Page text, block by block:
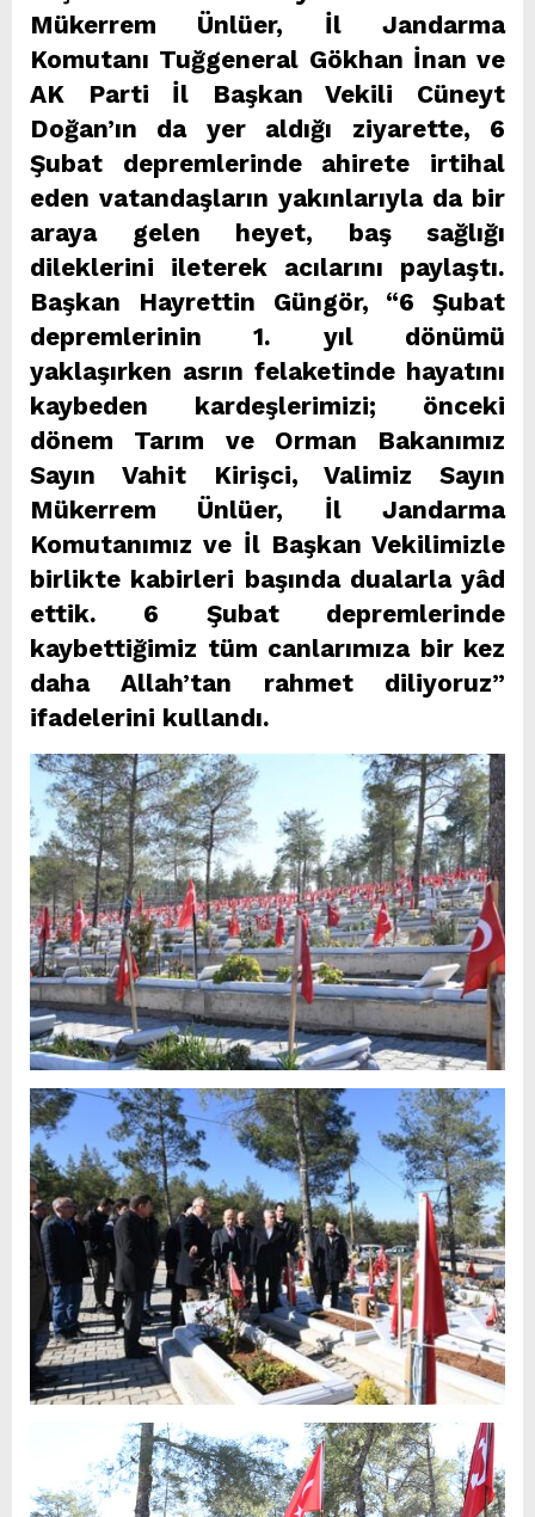
Mükerrem Ünlüer, İl Jandarma
Komutanı Tuğgeneral Gökhan İnan ve
AK Parti İl Başkan Vekili Cüneyt
Doğan’ın da yer aldığı ziyarette, 6
Şubat depremlerinde ahirete irtihal
eden vatandaşların yakınlarıyla da bir
araya gelen heyet, baş sağlığı
dileklerini ileterek acılarını paylaştı.
Başkan Hayrettin Güngör, “6 Şubat
depremlerinin 1. yıl dönümü
yaklaşırken asrın felaketinde hayatını
kaybeden kardeşlerimizi; önceki
dönem Tarım ve Orman Bakanımız
Sayın Vahit Kirişci, Valimiz Sayın
Mükerrem Ünlüer, İl Jandarma
Komutanımız ve İl Başkan Vekilimizle
birlikte kabirleri başında dualarla yâd
ettik. 6 Şubat depremlerinde
kaybettiğimiz tüm canlarımıza bir kez
daha Allah’tan rahmet diliyoruz”
ifadelerini kullandı.